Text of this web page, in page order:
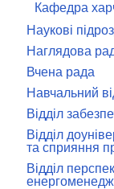
Кафедра
Наукові
Наглядова
Вчена рада
Навчальний
Відділ
Відділ
та сприяння
Відділ